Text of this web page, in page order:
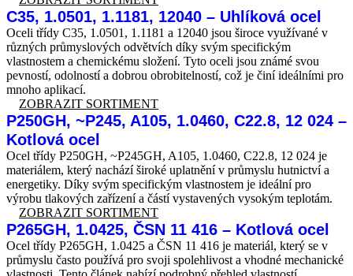
C35, 1.0501, 1.1181, 12040 – Uhlíková ocel
Oceli třídy C35, 1.0501, 1.1181 a 12040 jsou široce využívané v
různých průmyslových odvětvích díky svým specifickým
vlastnostem a chemickému složení. Tyto oceli jsou známé svou
pevností, odolností a dobrou obrobitelností, což je činí ideálními pro
mnoho aplikací.
ZOBRAZIT SORTIMENT
P250GH, ~P245, A105, 1.0460, C22.8, 12 024 –
Kotlová ocel
Ocel třídy P250GH, ~P245GH, A105, 1.0460, C22.8, 12 024 je
materiálem, který nachází široké uplatnění v průmyslu hutnictví a
energetiky. Díky svým specifickým vlastnostem je ideální pro
výrobu tlakových zařízení a částí vystavených vysokým teplotám.
ZOBRAZIT SORTIMENT
P265GH, 1.0425, ČSN 11 416 – Kotlová ocel
Ocel třídy P265GH, 1.0425 a ČSN 11 416 je materiál, který se v
průmyslu často používá pro svoji spolehlivost a vhodné mechanické